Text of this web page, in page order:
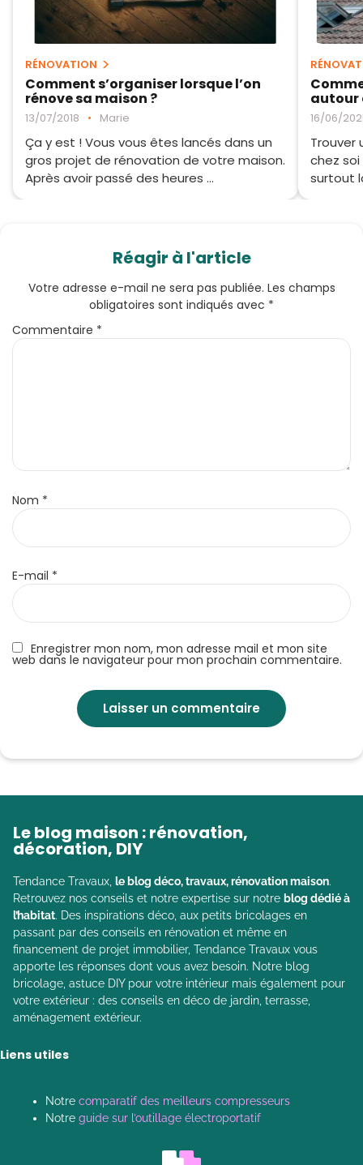
RÉNOVATION
Comment s’organiser lorsque l’on
rénove sa maison ?
13/07/2018 • Marie
Ça y est ! Vous vous êtes lancés dans un
gros projet de rénovation de votre maison.
Après avoir passé des heures ...
autour
16/06/
Trouver
chez
surtout
Réagir à l'article
Enregistrer mon nom, mon adresse mail et mon site
web dans le navigateur pour mon prochain commentaire.
Votre adresse e-mail ne sera pas publiée. Les champs
obligatoires sont indiqués avec *
Commentaire *
Nom *
E-mail *
Le blog maison : rénovation,
décoration, DIY
Tendance Travaux, le blog déco, travaux, rénovation maison.
Retrouvez nos conseils et notre expertise sur notre blog dédié à
l’habitat. Des inspirations déco, aux petits bricolages en
passant par des conseils en rénovation et même en
financement de projet immobilier, Tendance Travaux vous
apporte les réponses dont vous avez besoin. Notre blog
bricolage, astuce DIY pour votre intérieur mais également pour
votre extérieur : des conseils en déco de jardin, terrasse,
aménagement extérieur.
Liens utiles
Notre comparatif des meilleurs compresseurs
Notre guide sur l’outillage électroportatif